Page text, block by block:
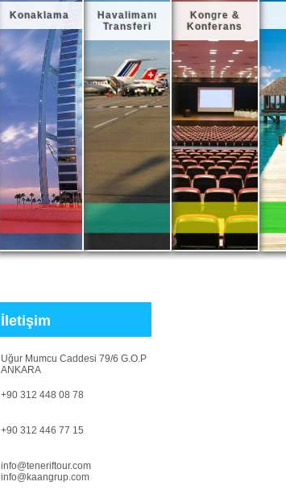
Kongre &
Konferans
Havalimanı
Transferi
Konaklama
İletişim
Uğur Mumcu Caddesi 79/6 G.O.P
ANKARA
+90 312 448 08 78
+90 312 446 77 15
info@teneriftour.com
info@kaangrup.com